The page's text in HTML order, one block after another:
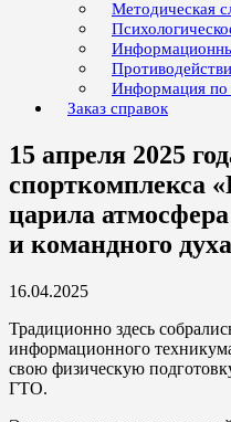
Методическая
Информация по
Заказ справок
15 апреля 2025
спорткомплекса
царила
и командного духа
16.04.2025
Традиционно здесь
информационного
свою физическую
ГТО.